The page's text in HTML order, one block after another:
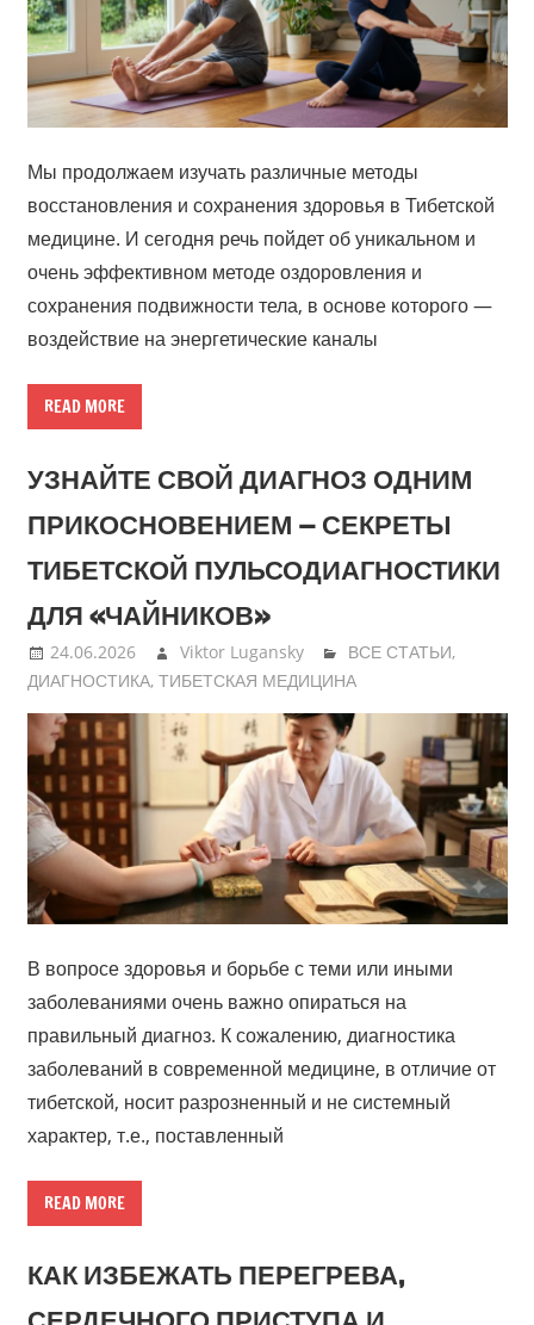
Мы продолжаем изучать различные методы
восстановления и сохранения здоровья в Тибетской
медицине. И сегодня речь пойдет об уникальном и
очень эффективном методе оздоровления и
сохранения подвижности тела, в основе которого —
воздействие на энергетические каналы
READ MORE
УЗНАЙТЕ СВОЙ ДИАГНОЗ ОДНИМ
ПРИКОСНОВЕНИЕМ — СЕКРЕТЫ
ТИБЕТСКОЙ ПУЛЬСОДИАГНОСТИКИ
ДЛЯ «ЧАЙНИКОВ»
24.06.2026 Viktor Lugansky ВСЕ СТАТЬИ,
ДИАГНОСТИКА, ТИБЕТСКАЯ МЕДИЦИНА
В вопросе здоровья и борьбе с теми или иными
заболеваниями очень важно опираться на
правильный диагноз. К сожалению, диагностика
заболеваний в современной медицине, в отличие от
тибетской, носит разрозненный и не системный
характер, т.е., поставленный
READ MORE
КАК ИЗБЕЖАТЬ ПЕРЕГРЕВА,